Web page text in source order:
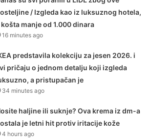
/ Izgleda kao iz luksuznog hotela,
košta manje od 1.000 dinara
16 minutes ago
predstavila kolekciju za jesen 2026. i
pričaju o jednom detalju koji izgleda
a pristupačan je
34 minutes ago
haljine ili suknje? Ova krema iz dm-a
je letni hit protiv iritacije kože
4 hours ago